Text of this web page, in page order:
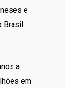
e
Brasil
a
em